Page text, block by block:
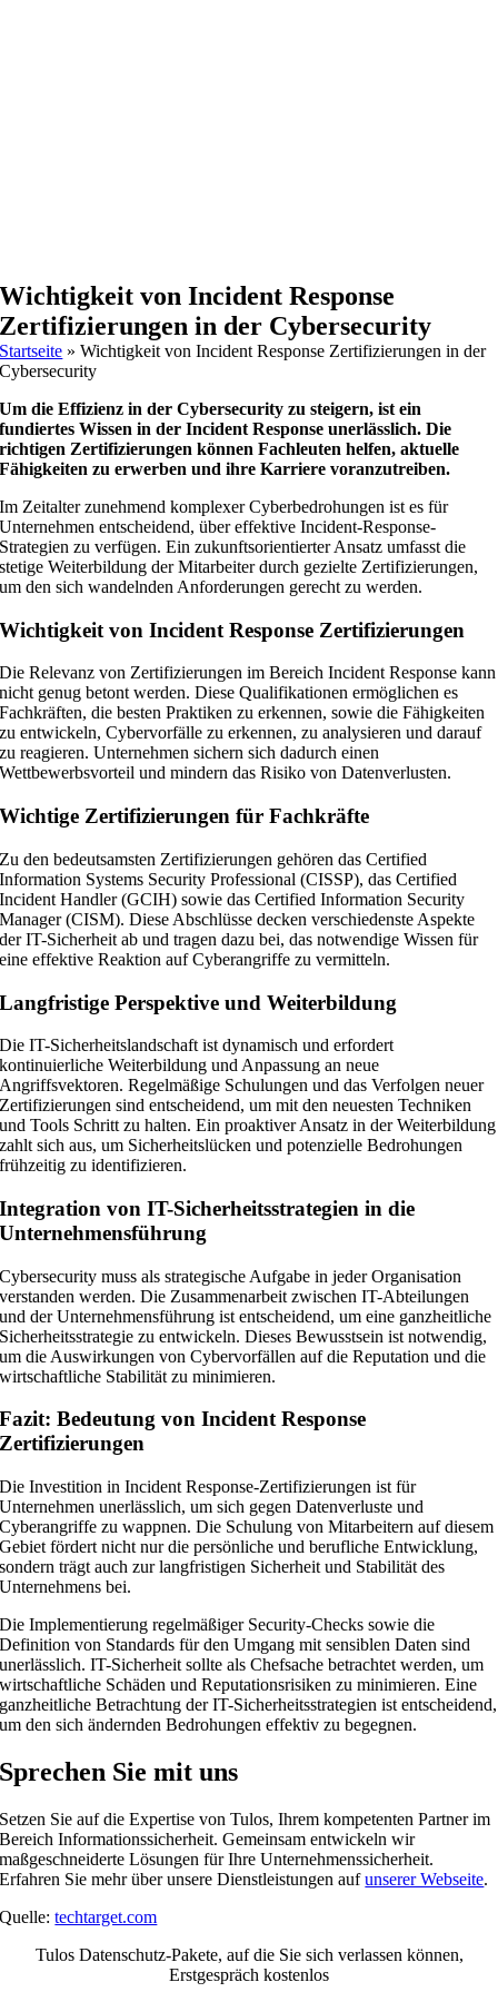
Wichtigkeit von Incident Response
Zertifizierungen in der Cybersecurity
Startseite »Wichtigkeit von Incident Response Zertifizierungen in der
Cybersecurity
Um die Effizienz in der Cybersecurity zu steigern, ist ein
fundiertes Wissen in der Incident Response unerlässlich. Die
richtigen Zertifizierungen können Fachleuten helfen, aktuelle
Fähigkeiten zu erwerben und ihre Karriere voranzutreiben.
Im Zeitalter zunehmend komplexer Cyberbedrohungen ist es für
Unternehmen entscheidend, über effektive Incident-Response-
Strategien zu verfügen. Ein zukunftsorientierter Ansatz umfasst die
stetige Weiterbildung der Mitarbeiter durch gezielte Zertifizierungen,
um den sich wandelnden Anforderungen gerecht zu werden.
Wichtigkeit von Incident Response Zertifizierungen
Die Relevanz von Zertifizierungen im Bereich Incident Response kann
nicht genug betont werden. Diese Qualifikationen ermöglichen es
Fachkräften, die besten Praktiken zu erkennen, sowie die Fähigkeiten
zu entwickeln, Cybervorfälle zu erkennen, zu analysieren und darauf
zu reagieren. Unternehmen sichern sich dadurch einen
Wettbewerbsvorteil und mindern das Risiko von Datenverlusten.
Wichtige Zertifizierungen für Fachkräfte
Zu den bedeutsamsten Zertifizierungen gehören das Certified
Information Systems Security Professional (CISSP), das Certified
Incident Handler (GCIH) sowie das Certified Information Security
Manager (CISM). Diese Abschlüsse decken verschiedenste Aspekte
der IT-Sicherheit ab und tragen dazu bei, das notwendige Wissen für
eine effektive Reaktion auf Cyberangriffe zu vermitteln.
Langfristige Perspektive und Weiterbildung
Die IT-Sicherheitslandschaft ist dynamisch und erfordert
kontinuierliche Weiterbildung und Anpassung an neue
Angriffsvektoren. Regelmäßige Schulungen und das Verfolgen neuer
Zertifizierungen sind entscheidend, um mit den neuesten Techniken
und Tools Schritt zu halten. Ein proaktiver Ansatz in der Weiterbildung
zahlt sich aus, um Sicherheitslücken und potenzielle Bedrohungen
frühzeitig zu identifizieren.
Integration von IT-Sicherheitsstrategien in die
Unternehmensführung
Cybersecurity muss als strategische Aufgabe in jeder Organisation
verstanden werden. Die Zusammenarbeit zwischen IT-Abteilungen
und der Unternehmensführung ist entscheidend, um eine ganzheitliche
Sicherheitsstrategie zu entwickeln. Dieses Bewusstsein ist notwendig,
um die Auswirkungen von Cybervorfällen auf die Reputation und die
wirtschaftliche Stabilität zu minimieren.
Fazit: Bedeutung von Incident Response
Zertifizierungen
Die Investition in Incident Response-Zertifizierungen ist für
Unternehmen unerlässlich, um sich gegen Datenverluste und
Cyberangriffe zu wappnen. Die Schulung von Mitarbeitern auf diesem
Gebiet fördert nicht nur die persönliche und berufliche Entwicklung,
sondern trägt auch zur langfristigen Sicherheit und Stabilität des
Unternehmens bei.
Die Implementierung regelmäßiger Security-Checks sowie die
Definition von Standards für den Umgang mit sensiblen Daten sind
unerlässlich. IT-Sicherheit sollte als Chefsache betrachtet werden, um
wirtschaftliche Schäden und Reputationsrisiken zu minimieren. Eine
ganzheitliche Betrachtung der IT-Sicherheitsstrategien ist entscheidend,
um den sich ändernden Bedrohungen effektiv zu begegnen.
Sprechen Sie mit uns
Setzen Sie auf die Expertise von Tulos, Ihrem kompetenten Partner im
Bereich Informationssicherheit. Gemeinsam entwickeln wir
maßgeschneiderte Lösungen für Ihre Unternehmenssicherheit.
Erfahren Sie mehr über unsere Dienstleistungen aufunserer Webseite.
Quelle:techtarget.com
Tulos Datenschutz-Pakete, auf die Sie sich verlassen können,
Erstgespräch kostenlos